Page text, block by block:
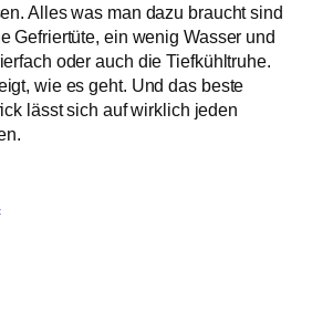
Alles was man dazu braucht sind
Gefriertüte, ein wenig Wasser und
oder auch die Tiefkühltruhe.
wie es geht. Und das beste
lässt sich auf wirklich jeden